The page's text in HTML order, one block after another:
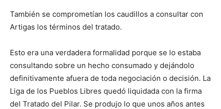
También se comprometían los caudillos a consultar con
Artigas los términos del tratado.
Esto era una verdadera formalidad porque se lo estaba
consultando sobre un hecho consumado y dejándolo
definitivamente afuera de toda negociación o decisión. La
Liga de los Pueblos Libres quedó liquidada con la firma
del Tratado del Pilar. Se produjo lo que unos años antes